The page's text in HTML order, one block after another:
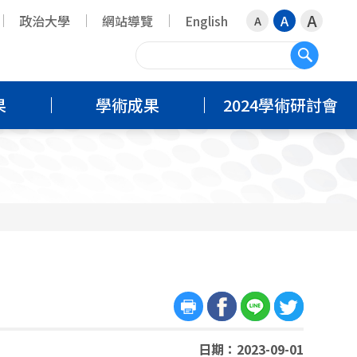
政治大學 網站導覽 English A A A
學術成果 2024學術研討會
日期：2023-09-01